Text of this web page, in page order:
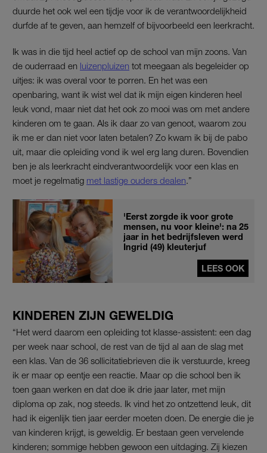
duurde het ook wel een tijdje voor ik de verantwoordelijkheid
durfde af te geven, aan hemzelf of bijvoorbeeld een leerkracht.
Ik was in die tijd heel actief op de school van mijn zoons. Van
de ouderraad en luizenpluizen tot meegaan als begeleider op
uitjes: ik was overal voor te porren. En het was een
openbaring, want ik wist wel dat ik mijn eigen kinderen heel
leuk vond, maar niet dat het ook zo mooi was om met andere
kinderen om te gaan. Als ik daar zo van genoot, waarom zou
ik me er dan niet voor laten betalen? Zo kwam ik bij de pabo
uit, maar die opleiding vond ik wel erg lang duren. Bovendien
ben je als leerkracht eindverantwoordelijk voor een klas en
moet je regelmatig met lastige ouders dealen.”
'Eerst zorgde ik voor grote
mensen, nu voor kleine': na 25
jaar in het bedrijfsleven werd
Ingrid (49) kleuterjuf
LEES OOK
KINDEREN ZIJN GEWELDIG
“Het werd daarom een opleiding tot klasse-assistent: een dag
per week naar school, de rest van de tijd al aan de slag met
een klas. Van de 36 sollicitatiebrieven die ik verstuurde, kreeg
ik er maar op eentje een reactie. Maar op die school ben ik
toen gaan werken en dat doe ik drie jaar later, met mijn
diploma op zak, nog steeds. Ik vind het zo ontzettend leuk, dit
had ik eigenlijk tien jaar eerder moeten doen. De energie die je
van kinderen krijgt, is geweldig. Er bestaan geen vervelende
kinderen; sommige hebben gewoon een uitdaging. Zij kiezen